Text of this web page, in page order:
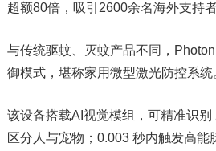
超额80倍，吸引2600余名海外支持
与传统驱蚊、灭蚊产品不同，
御模式，堪称家用微型激光防控系统
该设备搭载AI视觉模组，可精准识
区分人与宠物；0.003 秒内触发高能